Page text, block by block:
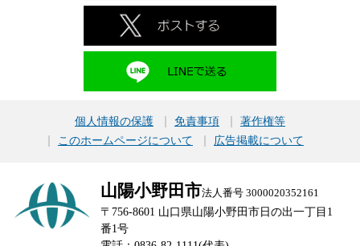
個人情報の保護 免責事項
著作権等
このホームページについて
広告掲載について
山陽小野田市法人番号 3000020352161
〒756-8601 山口県山陽小野田市日の出一丁目1
番1号